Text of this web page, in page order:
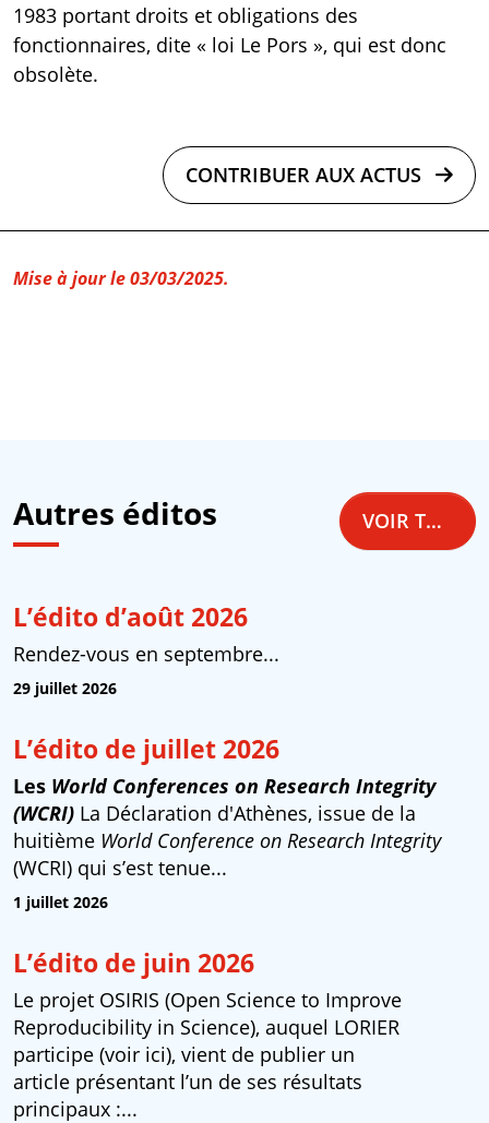
1983 portant droits et obligations des
fonctionnaires, dite « loi Le Pors », qui est donc
obsolète.
CONTRIBUER AUX ACTUS
Mise à jour le 03/03/2025.
Autres éditos VOIR TOUS LES ÉDITOS
L’édito d’août 2026
Rendez-vous en septembre...
29 juillet 2026
L’édito de juillet 2026
Les World Conferences on Research Integrity
(WCRI) La Déclaration d'Athènes, issue de la
huitième World Conference on Research Integrity
(WCRI) qui s’est tenue...
1 juillet 2026
L’édito de juin 2026
Le projet OSIRIS (Open Science to Improve
Reproducibility in Science), auquel LORIER
participe (voir ici), vient de publier un
article présentant l’un de ses résultats
principaux :...